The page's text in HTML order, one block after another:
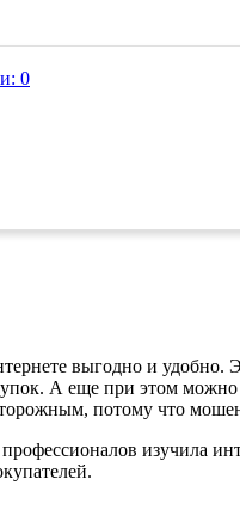
0
выгодно и удобно.
А еще при этом
потому что
изучила